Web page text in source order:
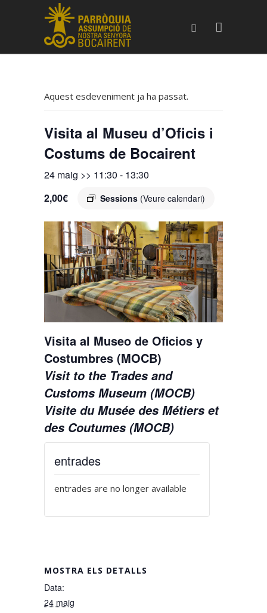
Aquest esdeveniment ja ha passat.
Visita al Museu d’Oficis i
Costums de Bocairent
24 maig >> 11:30 - 13:30
Sessions (Veure calendari)
2,00€
Visita al Museo de Oficios y
Costumbres (MOCB)
Visit to the Trades and
Customs Museum (MOCB)
Visite du Musée des Métiers et
des Coutumes (MOCB)
MOSTRA ELS DETALLS
Data:
24 maig
entrades
entrades are no longer available